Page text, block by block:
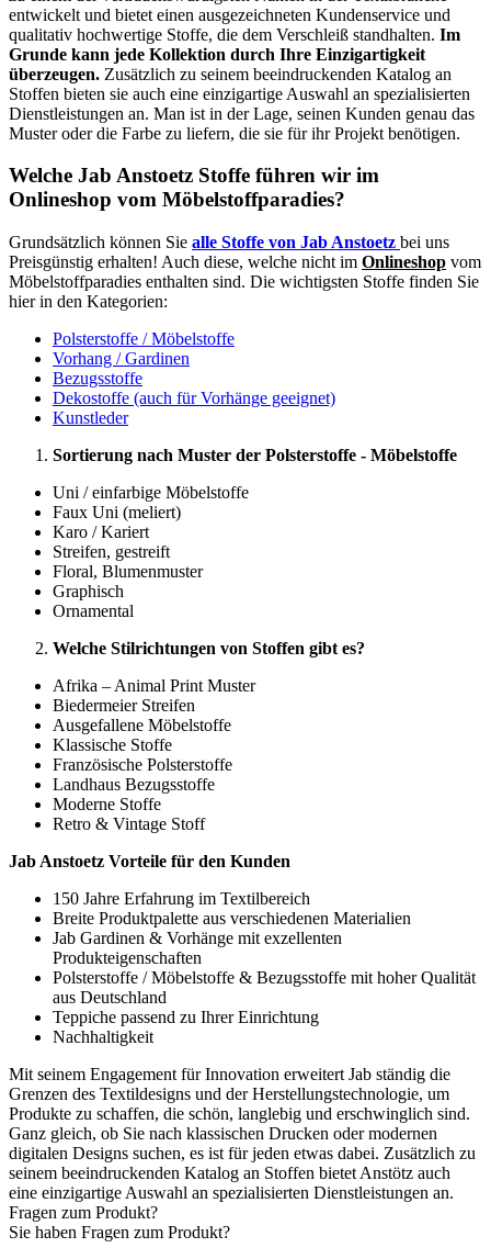
entwickelt und bietet einen ausgezeichneten Kundenservice und
qualitativ hochwertige Stoffe, die dem Verschleiß standhalten. Im
Grunde kann jede Kollektion durch Ihre Einzigartigkeit
überzeugen. Zusätzlich zu seinem beeindruckenden Katalog an
Stoffen bieten sie auch eine einzigartige Auswahl an spezialisierten
Dienstleistungen an. Man ist in der Lage, seinen Kunden genau das
Muster oder die Farbe zu liefern, die sie für ihr Projekt benötigen.
Welche Jab Anstoetz Stoffe führen wir im
Onlineshop vom Möbelstoffparadies?
Grundsätzlich können Sie alle Stoffe von Jab Anstoetz bei uns
Preisgünstig erhalten! Auch diese, welche nicht im Onlineshop vom
Möbelstoffparadies enthalten sind. Die wichtigsten Stoffe finden Sie
hier in den Kategorien:
Polsterstoffe / Möbelstoffe
Vorhang / Gardinen
Bezugsstoffe
Dekostoffe (auch für Vorhänge geeignet)
Kunstleder
Sortierung nach Muster der Polsterstoffe - Möbelstoffe
Uni / einfarbige Möbelstoffe
Faux Uni (meliert)
Karo / Kariert
Streifen, gestreift
Floral, Blumenmuster
Graphisch
Ornamental
Welche Stilrichtungen von Stoffen gibt es?
Afrika – Animal Print Muster
Biedermeier Streifen
Ausgefallene Möbelstoffe
Klassische Stoffe
Französische Polsterstoffe
Landhaus Bezugsstoffe
Moderne Stoffe
Retro & Vintage Stoff
Jab Anstoetz Vorteile für den Kunden
150 Jahre Erfahrung im Textilbereich
Breite Produktpalette aus verschiedenen Materialien
Jab Gardinen & Vorhänge mit exzellenten
Produkteigenschaften
Polsterstoffe / Möbelstoffe & Bezugsstoffe mit hoher Qualität
aus Deutschland
Teppiche passend zu Ihrer Einrichtung
Nachhaltigkeit
Mit seinem Engagement für Innovation erweitert Jab ständig die
Grenzen des Textildesigns und der Herstellungstechnologie, um
Produkte zu schaffen, die schön, langlebig und erschwinglich sind.
Ganz gleich, ob Sie nach klassischen Drucken oder modernen
digitalen Designs suchen, es ist für jeden etwas dabei. Zusätzlich zu
seinem beeindruckenden Katalog an Stoffen bietet Anstötz auch
eine einzigartige Auswahl an spezialisierten Dienstleistungen an.
Fragen zum Produkt?
Sie haben Fragen zum Produkt?